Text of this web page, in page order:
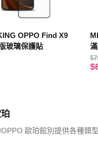
OPPO Find X9
玻璃保護貼
歐珀館別提供各種類